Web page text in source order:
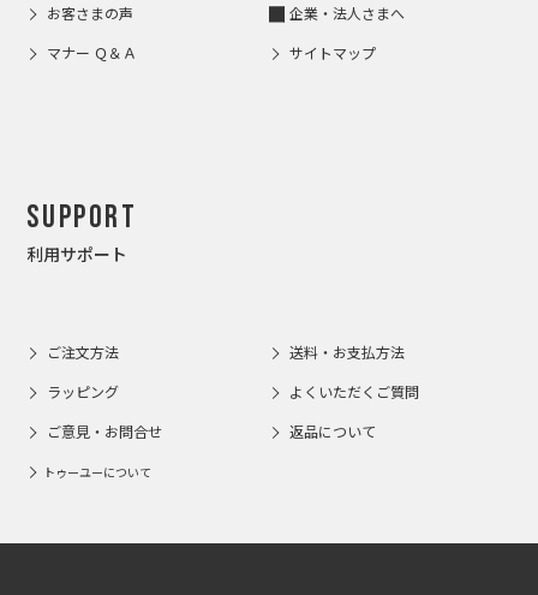
お客さまの声 企業・法人さまへ
マナー Ｑ＆Ａ サイトマップ
Support
利用サポート
ご注文方法 送料・お支払方法
ラッピング よくいただくご質問
ご意見・お問合せ 返品について
トゥーユーについて